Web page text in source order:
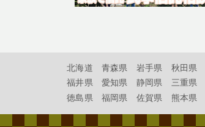
北海道 青森県 岩手県 秋田県
福井県
愛知県 静岡県 三重県
徳島県
福岡県 佐賀県 熊本県